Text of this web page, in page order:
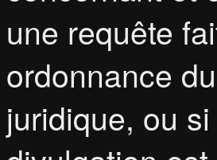
une requête
ordonnance
juridique, ou